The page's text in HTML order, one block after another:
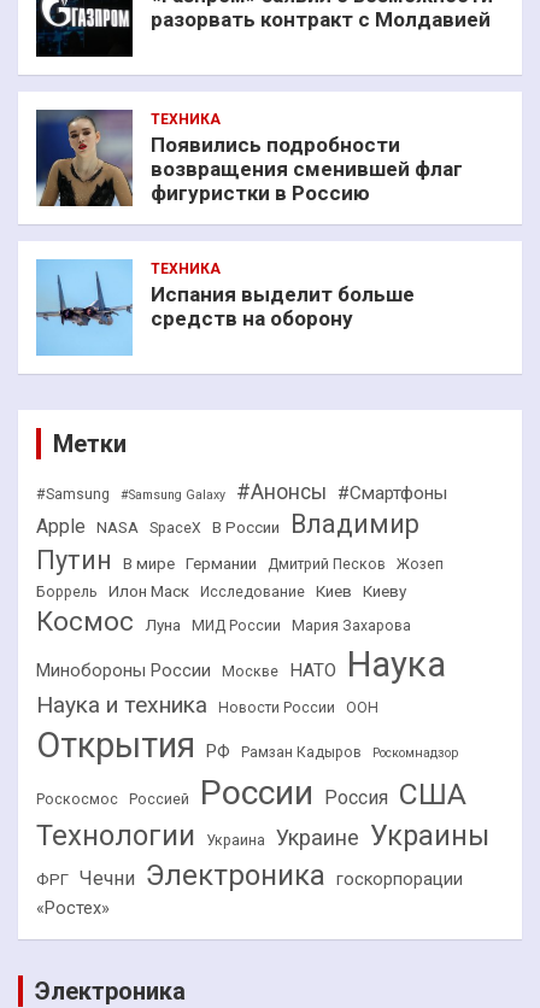
разорвать контракт с Молдавией
ТЕХНИКА
Появились подробности
возвращения сменившей флаг
фигуристки в Россию
ТЕХНИКА
Испания выделит больше
средств на оборону
Метки
#Samsung #Samsung Galaxy #Анонсы #Смартфоны
Apple NASA SpaceX В России
Владимир
Путин
В мире Германии Дмитрий Песков
Жозеп
Боррель
Илон Маск Исследование Киев Киеву
Космос Луна МИД России Мария Захарова
Минобороны России Москве НАТО Наука
Наука и техника Новости России ООН
Открытия РФ Рамзан Кадыров Роскомнадзор
Роскосмос Россией России Россия США
Технологии Украина Украине Украины
ФРГ Чечни Электроника госкорпорации
«Ростех»
Электроника